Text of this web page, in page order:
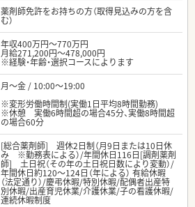
薬剤師免許をお持ちの方（取得見込みの方を含
む）
年収400万円～770万円
月給271,200円～478,000円
※経験・年齢・選択コースによります
月～金 / 10:00～19:00
※変形労働時間制(実働1日平均8時間勤務)
※休憩 実働6時間超の場合45分、実働8時間超
の場合60分
[総合薬剤師] 週休2日制（月9日または10日休
み ※勤務表による）/年間休日116日[調剤薬剤
師] 土日祝（その年の土日祝日数により変動）/
年間休日約120～124日（年による） 有給休暇
（法定通り）/慶弔休暇/特別休暇/配偶者出産特
別休暇/出産育児休業/介護休業/子の看護休暇/
連続休暇制度